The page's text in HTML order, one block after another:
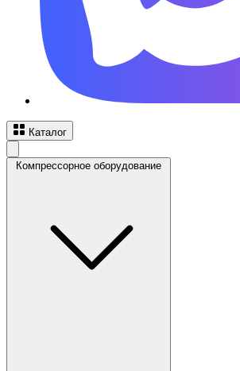
Каталог
Компрессорное оборудование